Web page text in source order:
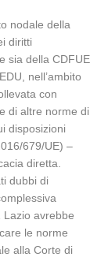
nodale della
diritti
sia della CDFUE
nell’ambito
con
di altre norme di
disposizioni
679/UE) –
diretta.
dubbi di
Lazio avrebbe
le norme
alla Corte di